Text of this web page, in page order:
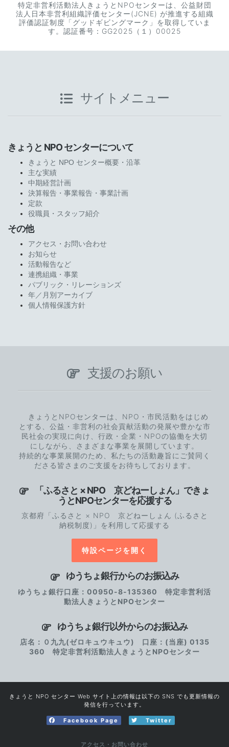
特定非営利活動法人きょうとNPOセンターは、公益財団
法人日本非営利組織評価センター(JCNE) が推進する組織
評価認証制度「グッドギビングマーク」を取得していま
す。認証番号：GG2025（１）00025
サイトメニュー
きょうと NPO センターについて
きょうと NPO センター概要・沿革
主な実績
中期経営計画
決算報告・事業報告・事業計画
定款
役職員・スタッフ紹介
その他
アクセス・お問い合わせ
お知らせ
活動報告など
連携組織・事業
パブリック・リレーションズ
年／月別アーカイブ
個人情報保護方針
支援のお願い
きょうとNPOセンターは、NPO・市民活動をはじめ
とする、公益・非営利の社会貢献活動の発展や豊かな市
民社会の実現に向け、行政・企業・NPOの協働を大切
にしながら、さまざまな事業を展開しています。
持続的な事業展開のため、私たちの活動趣旨にご賛同く
ださる皆さまのご支援をお待ちしております。
「ふるさと × NPO 京どねーしょん」できょ
うとNPOセンターを応援する
京都府「ふるさと × NPO 京どねーしょん (ふるさと
納税制度)」を利用して応援する
特設ページを開く
ゆうちょ銀行からのお振込み
ゆうちょ銀行口座：00950-8-135360 特定非営利活
動法人きょうとNPOセンター
ゆうちょ銀行以外からのお振込み
店名：０九九(ゼロキュウキュウ) 口座：(当座) 0135
360 特定非営利活動法人きょうとNPOセンター
きょうと NPO センター Web サイト上の情報は以下の SNS でも更新情報の
発信を行っています。
Facebook Page Twitter
アクセス・お問い合わせ